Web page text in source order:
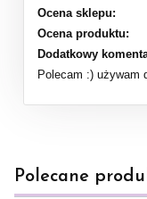
Ocena sklepu:
Ocena produktu:
Dodatkowy
Polecam :) używam
Polecane